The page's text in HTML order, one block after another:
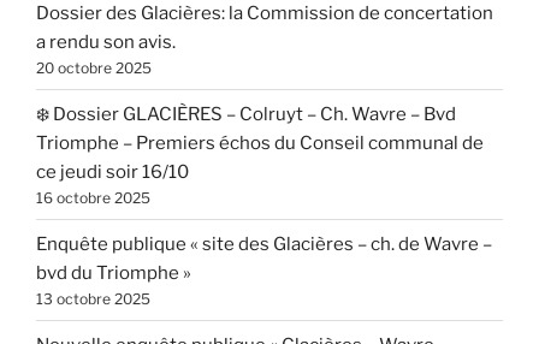
Dossier des Glacières: la Commission de concertation
a rendu son avis.
20 octobre 2025
❄️ Dossier GLACIÈRES – Colruyt – Ch. Wavre – Bvd
Triomphe – Premiers échos du Conseil communal de
ce jeudi soir 16/10
16 octobre 2025
Enquête publique « site des Glacières – ch. de Wavre –
bvd du Triomphe »
13 octobre 2025